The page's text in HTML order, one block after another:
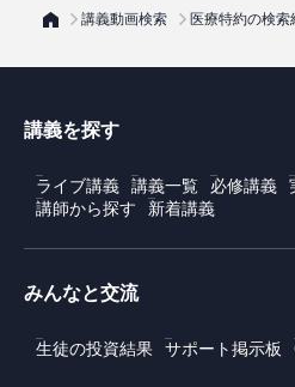
講義動画検索 医療特約の検索
講義を探す
ライブ講義 講義一覧 必修講義
講師から探す
新着講義
みんなと交流
生徒の投資結果 サポート掲示板